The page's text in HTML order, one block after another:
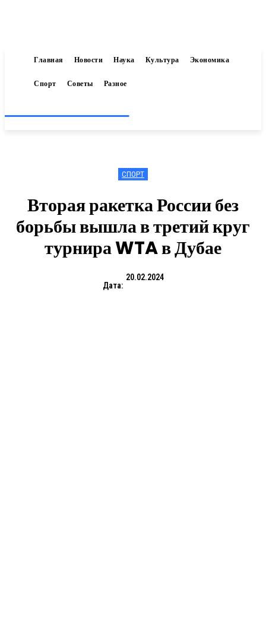
Главная Новости Наука Культура Экономика
Спорт Советы Разное
СПОРТ
Вторая ракетка России без
борьбы вышла в третий круг
турнира WTA в Дубае
Дата:
20.02.2024